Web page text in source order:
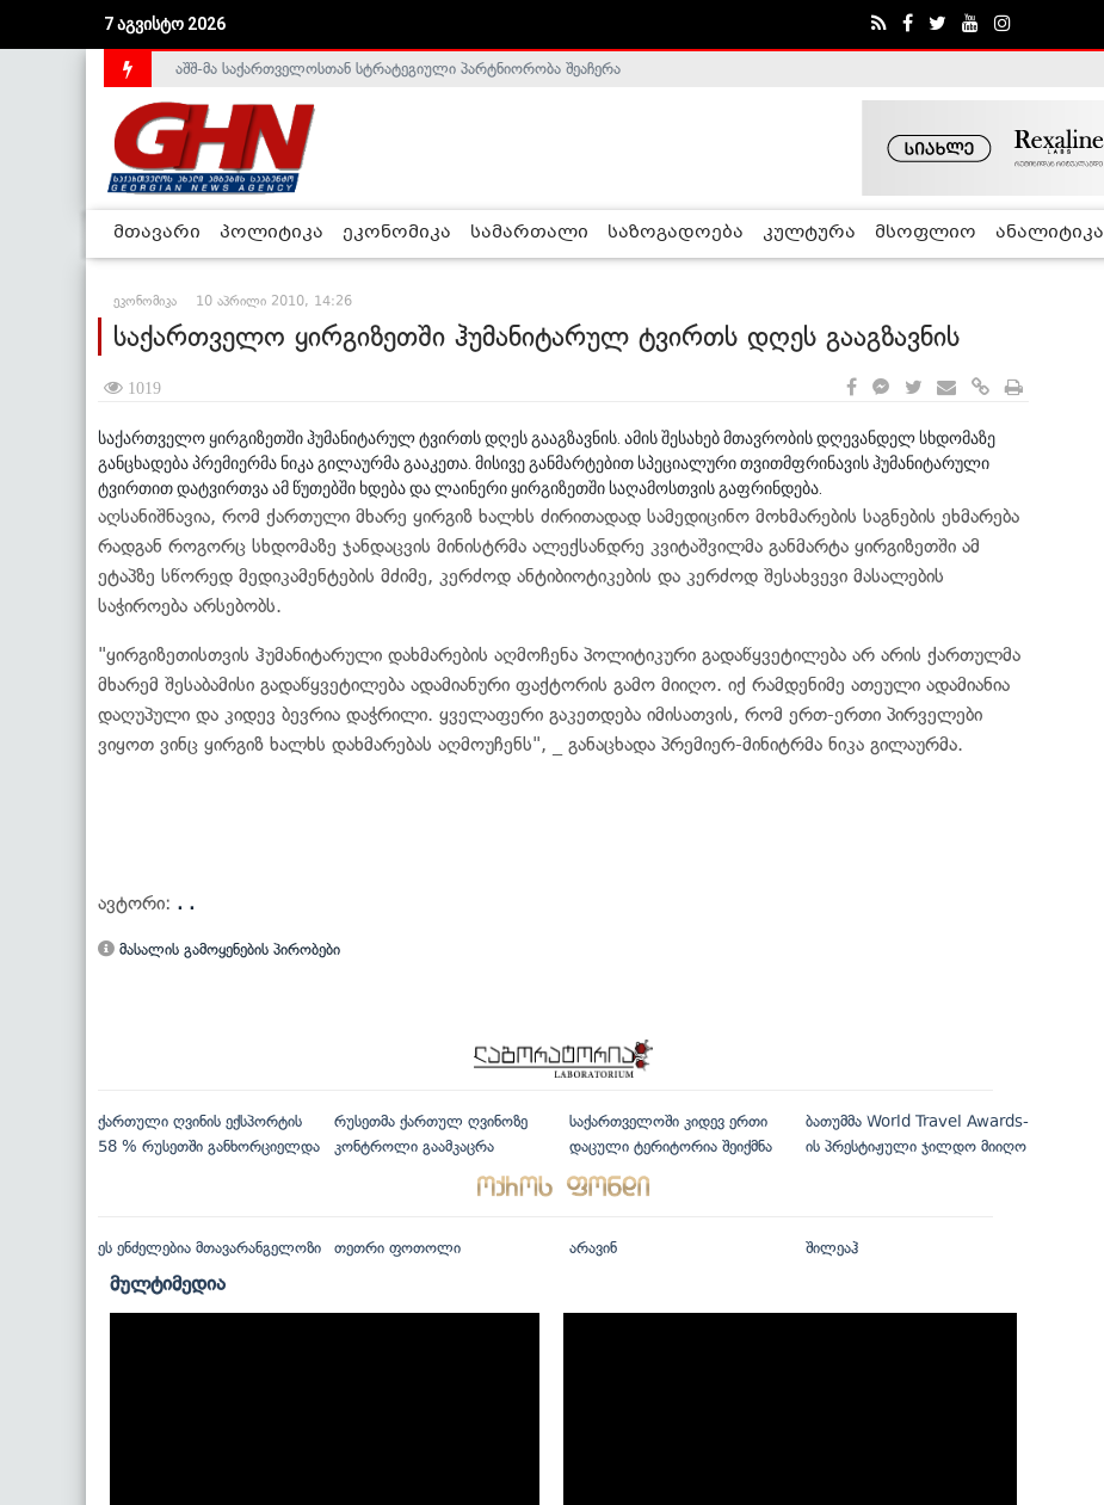
7 აგვისტო 2026
საქართველოს დე-ფაქტო მთავრობა არალეგიტიმურია - ჰელსინკის კომისია
აშშ-მა საქართველოსთან სტრატეგიული პარტნიორობა შეაჩერა
მთავარი პოლიტიკა ეკონომიკა სამართალი საზოგადოება კულტურა მსოფლიო ანალიტიკა
ეკონომიკა 10 აპრილი 2010, 14:26
საქართველო ყირგიზეთში ჰუმანიტარულ ტვირთს დღეს გააგზავნის
1019
საქართველო ყირგიზეთში ჰუმანიტარულ ტვირთს დღეს გააგზავნის. ამის შესახებ მთავრობის დღევანდელ სხდომაზე
განცხადება პრემიერმა ნიკა გილაურმა გააკეთა. მისივე განმარტებით სპეციალური თვითმფრინავის ჰუმანიტარული
ტვირთით დატვირთვა ამ წუთებში ხდება და ლაინერი ყირგიზეთში საღამოსთვის გაფრინდება.
აღსანიშნავია, რომ ქართული მხარე ყირგიზ ხალხს ძირითადად სამედიცინო მოხმარების საგნების ეხმარება
რადგან როგორც სხდომაზე ჯანდაცვის მინისტრმა ალექსანდრე კვიტაშვილმა განმარტა ყირგიზეთში ამ
ეტაპზე სწორედ მედიკამენტების მძიმე, კერძოდ ანტიბიოტიკების და კერძოდ შესახვევი მასალების
საჭიროება არსებობს.
"ყირგიზეთისთვის ჰუმანიტარული დახმარების აღმოჩენა პოლიტიკური გადაწყვეტილება არ არის ქართულმა
მხარემ შესაბამისი გადაწყვეტილება ადამიანური ფაქტორის გამო მიიღო. იქ რამდენიმე ათეული ადამიანია
დაღუპული და კიდევ ბევრია დაჭრილი. ყველაფერი გაკეთდება იმისათვის, რომ ერთ-ერთი პირველები
ვიყოთ ვინც ყირგიზ ხალხს დახმარებას აღმოუჩენს", _ განაცხადა პრემიერ-მინიტრმა ნიკა გილაურმა.
ავტორი: . .
მასალის გამოყენების პირობები
ქართული ღვინის ექსპორტის
58 % რუსეთში განხორციელდა
რუსეთმა ქართულ ღვინოზე
კონტროლი გაამკაცრა
საქართველოში კიდევ ერთი
დაცული ტერიტორია შეიქმნა
ბათუმმა World Travel Awards-
ის პრესტიჟული ჯილდო მიიღო
ეს ენძელებია მთავარანგელოზი თეთრი ფოთოლი არავინ შილეაჰ
მულტიმედია